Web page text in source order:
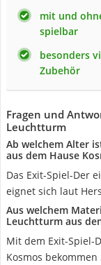
mit und
spielbar
besonders
Zubehör
Fragen und
Leuchtturm
Ab welchem Alter
aus dem Hause
Das Exit-Spiel-Der
eignet sich laut
Aus welchem
Leuchtturm aus
Mit dem Exit-Spiel-
Kosmos